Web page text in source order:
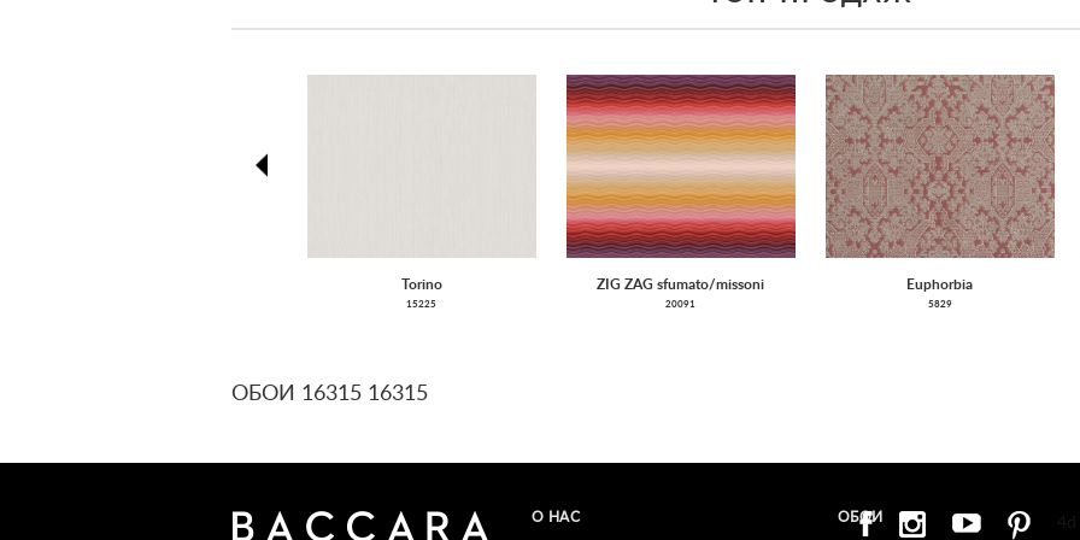
Torino
15225
ZIG ZAG sfumato/missoni
20091
Euphorbia
5829
ОБОИ 16315 16315
О НАС ОБОИ